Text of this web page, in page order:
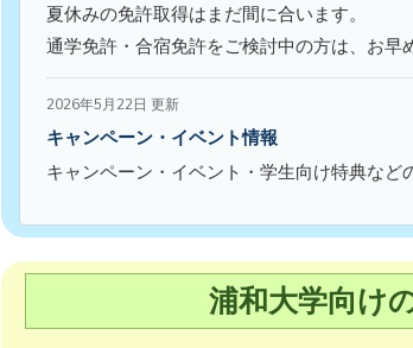
夏休みの免許取得はまだ間に合います。
通学免許・合宿免許をご検討中の方は、お早
2026年5月22日 更新
キャンペーン・イベント情報
キャンペーン・イベント・学生向け特典な
浦和大学向け